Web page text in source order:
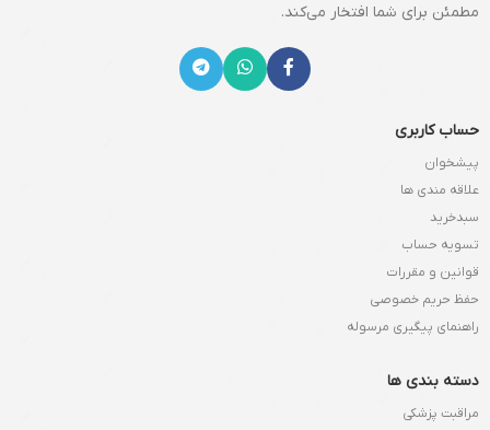
مطمئن برای شما افتخار می‌کند.
حساب کاربری
پیشخوان
علاقه مندی ها
سبدخرید
تسویه حساب
قوانین و مقررات
حفظ حریم خصوصی
راهنمای پیگیری مرسوله
دسته بندی ها
مراقبت پزشکی